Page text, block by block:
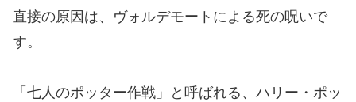
直接の原因は、ヴォルデモートによる死の呪いで
す。
「七人のポッター作戦」と呼ばれる、ハリー・ポッ